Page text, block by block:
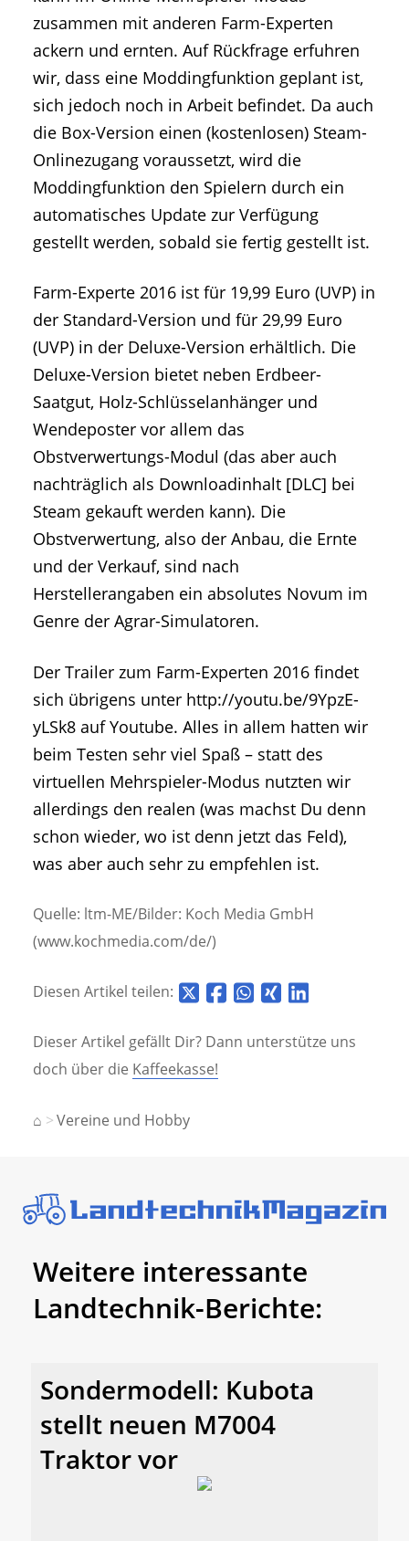
zusammen mit anderen Farm-Experten
ackern und ernten. Auf Rückfrage erfuhren
wir, dass eine Moddingfunktion geplant ist,
sich jedoch noch in Arbeit befindet. Da auch
die Box-Version einen (kostenlosen) Steam-
Onlinezugang voraussetzt, wird die
Moddingfunktion den Spielern durch ein
automatisches Update zur Verfügung
gestellt werden, sobald sie fertig gestellt ist.
Farm-Experte 2016 ist für 19,99 Euro (UVP) in
der Standard-Version und für 29,99 Euro
(UVP) in der Deluxe-Version erhältlich. Die
Deluxe-Version bietet neben Erdbeer-
Saatgut, Holz-Schlüsselanhänger und
Wendeposter vor allem das
Obstverwertungs-Modul (das aber auch
nachträglich als Downloadinhalt [DLC] bei
Steam gekauft werden kann). Die
Obstverwertung, also der Anbau, die Ernte
und der Verkauf, sind nach
Herstellerangaben ein absolutes Novum im
Genre der Agrar-Simulatoren.
Der Trailer zum Farm-Experten 2016 findet
sich übrigens unter http://youtu.be/9YpzE-
yLSk8 auf Youtube. Alles in allem hatten wir
beim Testen sehr viel Spaß – statt des
virtuellen Mehrspieler-Modus nutzten wir
allerdings den realen (was machst Du denn
schon wieder, wo ist denn jetzt das Feld),
was aber auch sehr zu empfehlen ist.
Quelle: ltm-ME/Bilder: Koch Media GmbH
(www.kochmedia.com/de/)
Diesen Artikel teilen:
Dieser Artikel gefällt Dir? Dann unterstütze uns
doch über die Kaffeekasse!
⌂ Vereine und Hobby
Weitere interessante
Landtechnik-Berichte:
Sondermodell: Kubota
stellt neuen M7004
Traktor vor